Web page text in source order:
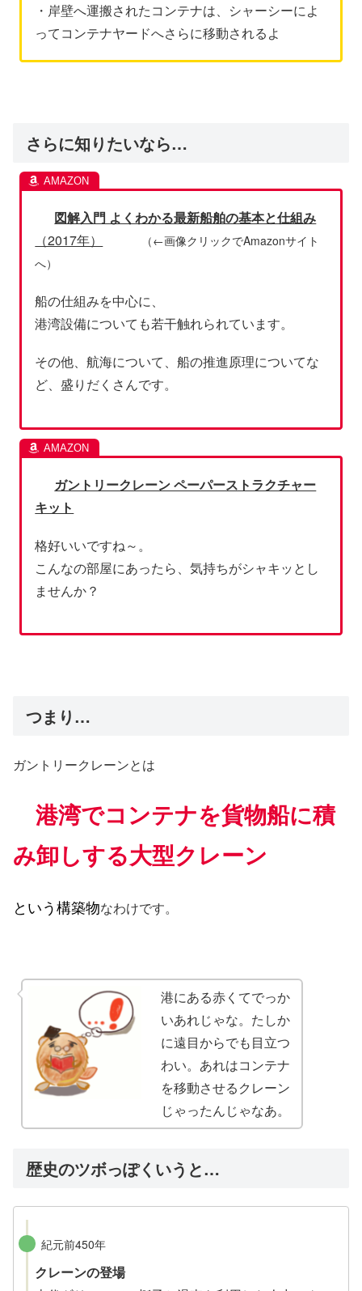
・岸壁へ運搬されたコンテナは、シャーシーによ
ってコンテナヤードへさらに移動されるよ
さらに知りたいなら…
図解入門 よくわかる最新船舶の基本と仕組み
（2017年）
（←画像クリックでAmazonサイト
へ）
船の仕組みを中心に、
港湾設備についても若干触れられています。
その他、航海について、船の推進原理についてな
ど、盛りだくさんです。
ガントリークレーン ペーパーストラクチャー
キット
格好いいですね～。
こんなの部屋にあったら、気持ちがシャキッとし
ませんか？
つまり…
ガントリークレーンとは
港湾でコンテナを貨物船に積
み卸しする大型クレーン
という構築物なわけです。
港にある赤くてでっか
いあれじゃな。たしか
に遠目からでも目立つ
わい。あれはコンテナ
を移動させるクレーン
じゃったんじゃなあ。
歴史のツボっぽくいうと…
紀元前450年
クレーンの登場